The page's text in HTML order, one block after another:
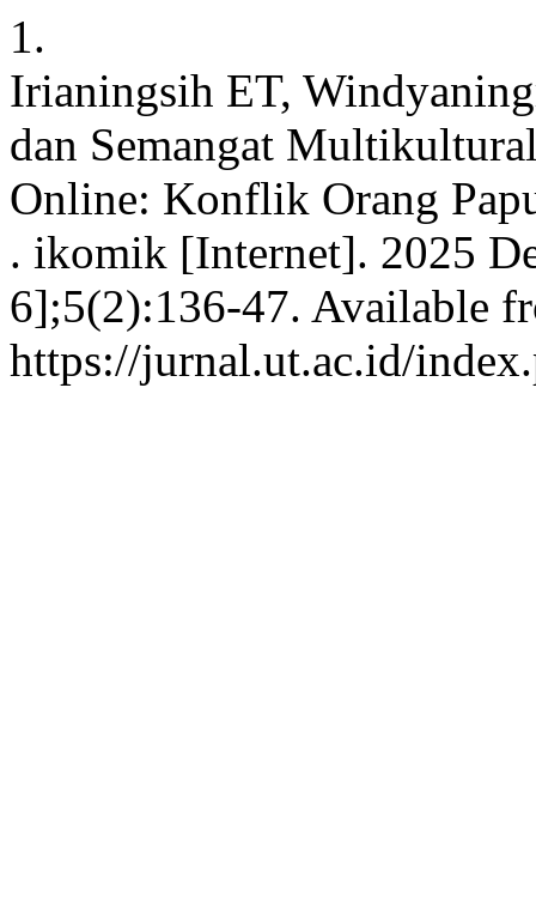
1.
Irianingsih ET,
dan Semangat
Online: Konflik Orang
. ikomik [Internet]. 2025
6];5(2):136-47. Available
https://jurnal.ut.ac.id/